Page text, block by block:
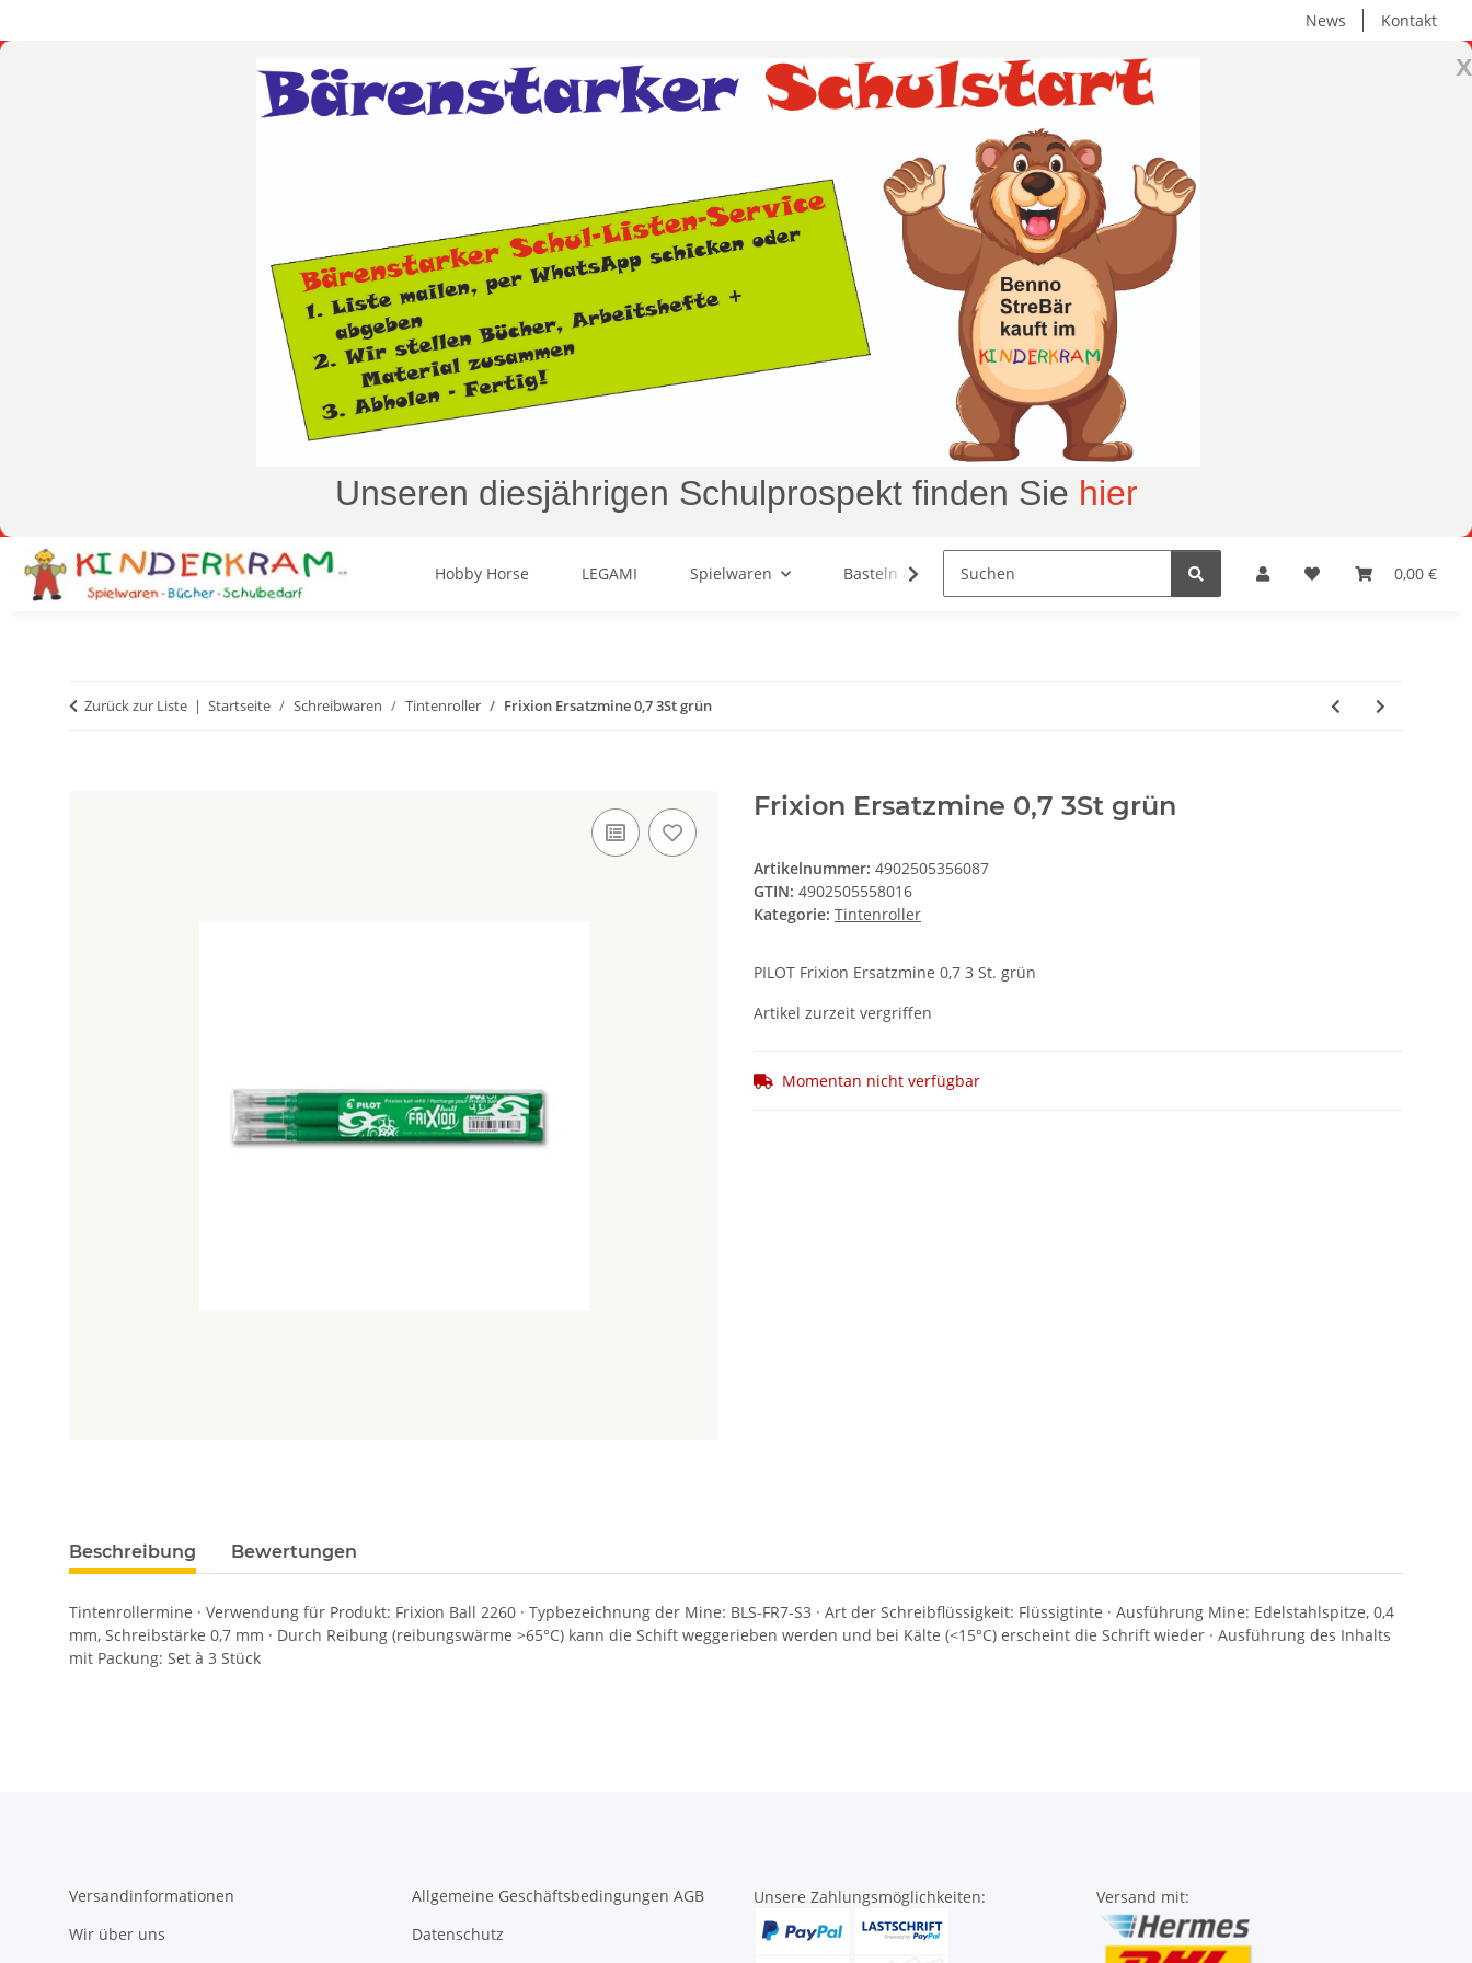
News Kontakt
x
Unseren diesjährigen Schulprospekt finden Sie hier
0,00 €
Hobby Horse LEGAMI Spielwaren Basteln & Malen Herrnhuter Sterne
Zurück zur Liste Startseite Schreibwaren Tintenroller Frixion Ersatzmine 0,7 3St grün
Frixion Ersatzmine 0,7 3St grün
Artikelnummer: 4902505356087
GTIN: 4902505558016
Kategorie: Tintenroller
PILOT Frixion Ersatzmine 0,7 3 St. grün
Artikel zurzeit vergriffen
Momentan nicht verfügbar
Beschreibung Bewertungen
Tintenrollermine · Verwendung für Produkt: Frixion Ball 2260 · Typbezeichnung der Mine: BLS-FR7-S3 · Art der Schreibflüssigkeit: Flüssigtinte · Ausführung Mine: Edelstahlspitze, 0,4
mm, Schreibstärke 0,7 mm · Durch Reibung (reibungswärme >65°C) kann die Schift weggerieben werden und bei Kälte (<15°C) erscheint die Schrift wieder · Ausführung des Inhalts
mit Packung: Set à 3 Stück
Versandinformationen
Wir über uns
Allgemeine Geschäftsbedingungen AGB
Datenschutz
Unsere Zahlungsmöglichkeiten: Versand mit: